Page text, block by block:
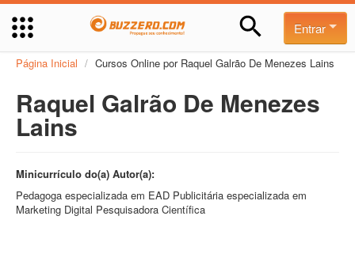
Entrar
Página Inicial / Cursos Online por Raquel Galrão De Menezes Lains
Raquel Galrão De Menezes
Lains
Minicurrículo do(a) Autor(a):
Pedagoga especializada em EAD Publicitária especializada em
Marketing Digital Pesquisadora Científica